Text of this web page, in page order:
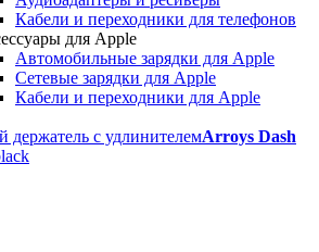
Кабели и переходники для телефонов
для Apple
Автомобильные зарядки для Apple
Сетевые зарядки для Apple
Кабели и переходники для Apple
с удлинителемArroys Dash